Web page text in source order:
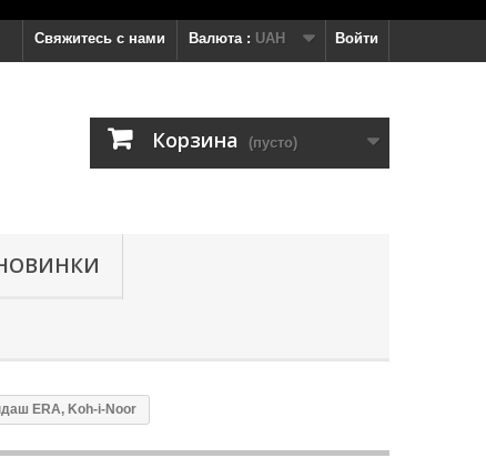
Войти
Валюта : UAH
Свяжитесь с нами
Корзина (пусто)
ERA, Koh-i-Noor